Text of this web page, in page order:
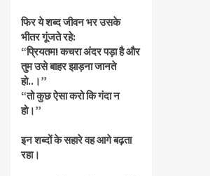
फिर ये शब्द जीवन भर उसके
भीतर गूंजते रहे:
“प्रियतम! कचरा अंदर पड़ा है और
तुम उसे बाहर झाड़ना जानते
हो..।”
“तो कुछ ऐसा करो कि गंदा न
हो।”
इन शब्दों के सहारे वह आगे बढ़ता
रहा।